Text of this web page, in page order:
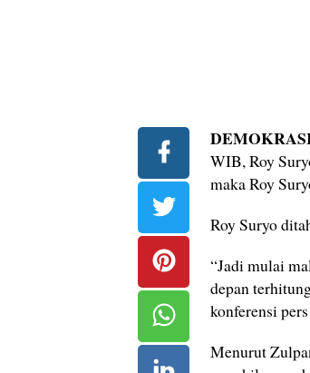
WIB, Roy
maka Roy
Roy Suryo
“Jadi mulai
depan
konferensi
Menurut